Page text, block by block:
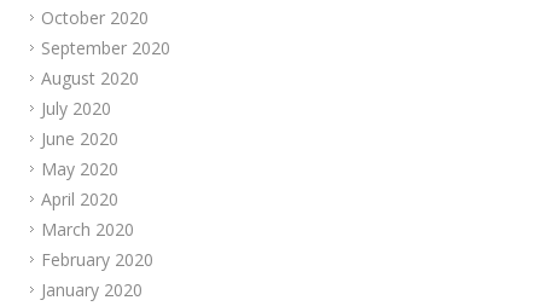
October 2020
September 2020
August 2020
July 2020
June 2020
May 2020
April 2020
March 2020
February 2020
January 2020